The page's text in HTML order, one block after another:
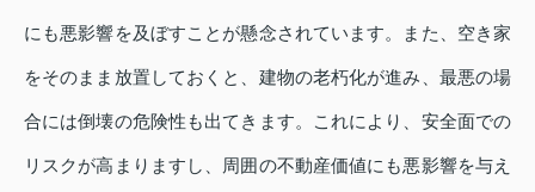
にも悪影響を及ぼすことが懸念されています。また、空き家
をそのまま放置しておくと、建物の老朽化が進み、最悪の場
合には倒壊の危険性も出てきます。これにより、安全面での
リスクが高まりますし、周囲の不動産価値にも悪影響を与え